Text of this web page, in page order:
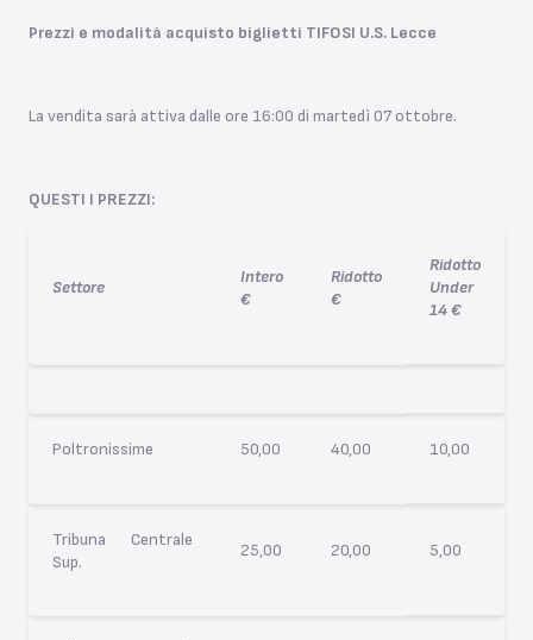
Prezzi e modalità acquisto biglietti TIFOSI U.S. Lecce
La vendita sarà attiva dalle ore 16:00 di martedì 07 ottobre.
QUESTI I PREZZI:
Settore
Intero
€
Ridotto
€
Ridotto
Under
14 €
Poltronissime 50,00 40,00 10,00
Tribuna Centrale
Sup.
25,00 20,00 5,00